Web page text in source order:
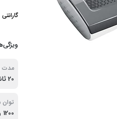
گارانتی
مدت
20 ثانیه
1200 وات